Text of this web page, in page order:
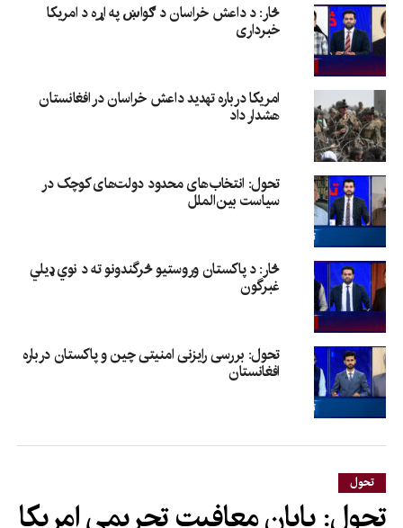
څار: د داعش خراسان د ګواښ په اړه د امریکا
خبرداری
امریکا درباره تهدید داعش خراسان در افغانستان
هشدار داد
تحول: انتخاب‌های محدود دولت‌های کوچک در
سیاست بین‌الملل
څار: د پاکستان وروستیو څرگندونو ته د نوي ډیلي
غبرگون
تحول: بررسی رایزنی امنیتی چین و پاکستان درباره
افغانستان
تحول
تحول: پایان معافیت تحریمی امریکا